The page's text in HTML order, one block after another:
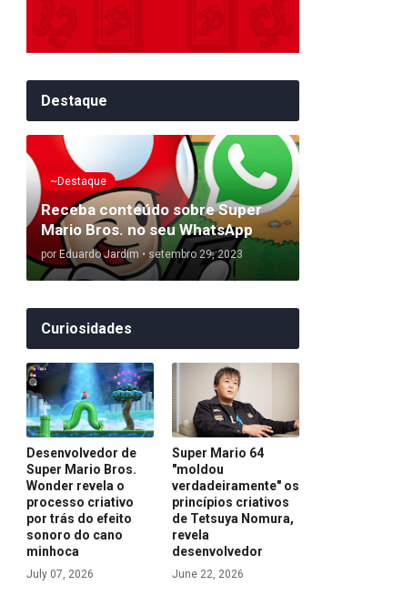
Destaque
~Destaque
Receba conteúdo sobre Super
Mario Bros. no seu WhatsApp
por Eduardo Jardim • setembro 29, 2023
Curiosidades
Desenvolvedor de
Super Mario Bros.
Wonder revela o
processo criativo
por trás do efeito
sonoro do cano
minhoca
July 07, 2026
Super Mario 64
"moldou
verdadeiramente" os
princípios criativos
de Tetsuya Nomura,
revela
desenvolvedor
June 22, 2026